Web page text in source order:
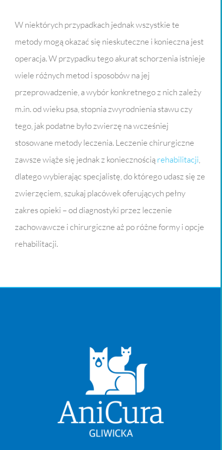
W niektórych przypadkach jednak wszystkie te
metody mogą okazać się nieskuteczne i konieczna jest
operacja. W przypadku tego akurat schorzenia istnieje
wiele różnych metod i sposobów na jej
przeprowadzenie, a wybór konkretnego z nich zależy
m.in. od wieku psa, stopnia zwyrodnienia stawu czy
tego, jak podatne było zwierzę na wcześniej
stosowane metody leczenia. Leczenie chirurgiczne
zawsze wiąże się jednak z koniecznością rehabilitacji
dlatego wybierając specjalistę, do którego udasz się ze
zwierzęciem, szukaj placówek oferujących pełny
zakres opieki – od diagnostyki przez leczenie
zachowawcze i chirurgiczne aż po różne formy i opcje
rehabilitacji.